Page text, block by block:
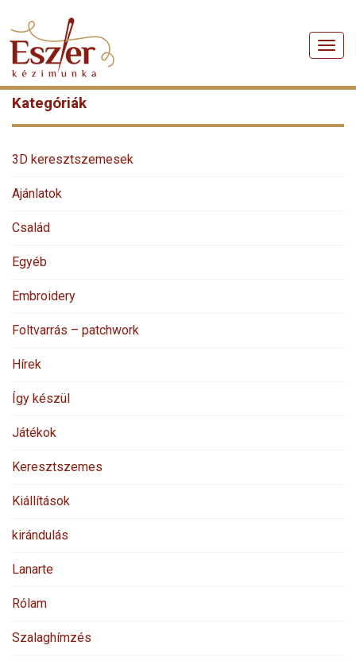
Menü
Kategóriák
3D keresztszemesek
Ajánlatok
Család
Egyéb
Embroidery
Foltvarrás – patchwork
Hírek
Így készül
Játékok
Keresztszemes
Kiállítások
kirándulás
Lanarte
Rólam
Szalaghímzés